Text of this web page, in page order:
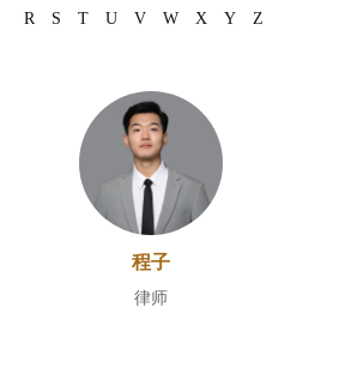
R S T U V W X Y Z
程子
律师